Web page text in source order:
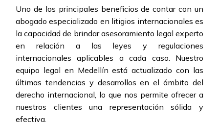
Uno de los principales beneficios de contar con un
abogado especializado en litigios internacionales es
la capacidad de brindar asesoramiento legal experto
en relación a las leyes y regulaciones
internacionales aplicables a cada caso. Nuestro
equipo legal en Medellín está actualizado con las
últimas tendencias y desarrollos en el ámbito del
derecho internacional, lo que nos permite ofrecer a
nuestros clientes una representación sólida y
efectiva.